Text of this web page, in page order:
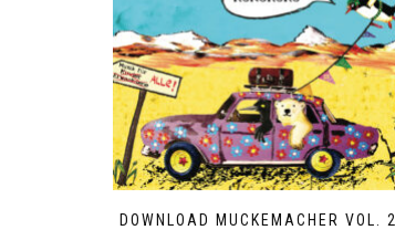
DOWNLOAD MUCKEMACHER VOL. 2